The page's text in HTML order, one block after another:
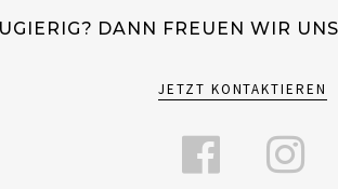
DANN FREUEN WIR
JETZT KONTAKTIEREN